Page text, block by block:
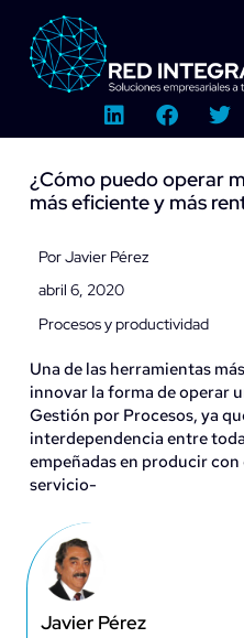
contenido
L
i
n
k
e
d
n
F
a
c
e
b
o
T
w
i
t
t
e
¿Cómo puedo operar
más eficiente y más
PorJavier Pérez
abril 6, 2020
Procesos y productividad
Una de las herramientas
innovar la forma de operar
Gestión por Procesos, ya
interdependencia entre
empeñadas en producir
servicio-
Javier Pérez